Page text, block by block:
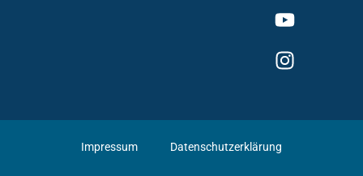
Impressum Datenschutzerklärung